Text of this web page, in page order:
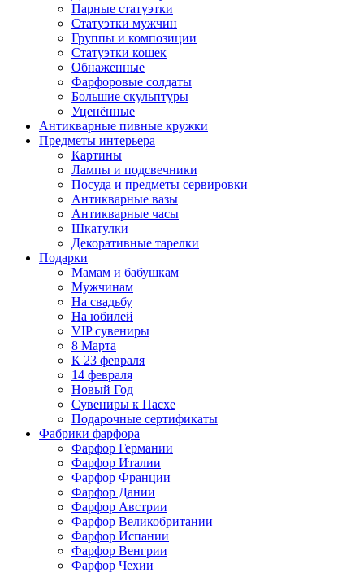
Парные статуэтки
Статуэтки мужчин
Группы и композиции
Статуэтки кошек
Обнаженные
Фарфоровые солдаты
Большие скульптуры
Уценённые
Антикварные пивные кружки
Предметы интерьера
Картины
Лампы и подсвечники
Посуда и предметы сервировки
Антикварные вазы
Антикварные часы
Шкатулки
Декоративные тарелки
Подарки
Мамам и бабушкам
Мужчинам
На свадьбу
На юбилей
VIP сувениры
8 Марта
К 23 февраля
14 февраля
Новый Год
Сувениры к Пасхе
Подарочные сертификаты
Фабрики фарфора
Фарфор Германии
Фарфор Италии
Фарфор Франции
Фарфор Дании
Фарфор Австрии
Фарфор Великобритании
Фарфор Испании
Фарфор Венгрии
Фарфор Чехии